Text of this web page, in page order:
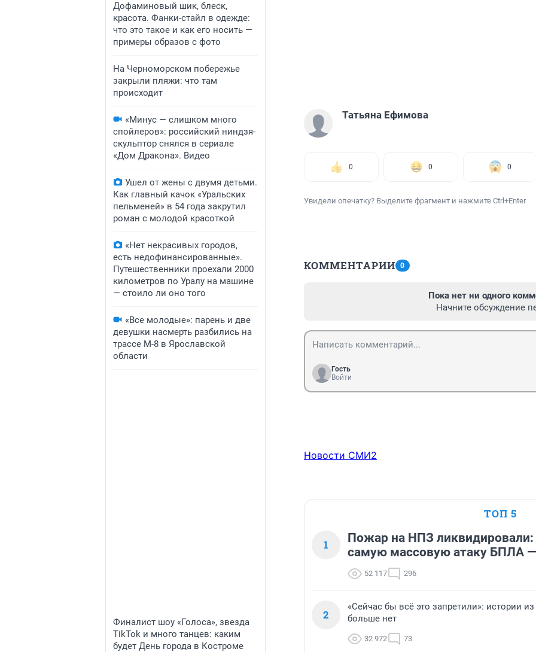
Дофаминовый шик, блеск,
красота. Фанки-стайл в одежде:
что это такое и как его носить —
примеры образов с фото
На Черноморском побережье
закрыли пляжи: что там
происходит
«Минус — слишком много
спойлеров»: российский ниндзя-
скульптор снялся в сериале
«Дом Дракона». Видео
Ушел от жены с двумя детьми.
Как главный качок «Уральских
пельменей» в 54 года закрутил
роман с молодой красоткой
«Нет некрасивых городов,
есть недофинансированные».
Путешественники проехали 2000
километров по Уралу на машине
— стоило ли оно того
«Все молодые»: парень и две
девушки насмерть разбились на
трассе М-8 в Ярославской
области
Финалист шоу «Голоса», звезда
TikTok и много танцев: каким
будет День города в Костроме
Татьяна Ефимова
0 0 0
Увидели опечатку? Выделите фрагмент и нажмите Ctrl+Enter
КОММЕНТАРИИ 0
Пока нет ни одного
Начните обсуждение
Гость
Войти
Новости СМИ2
ТОП 5
1
Пожар на НПЗ
самую массовую атаку БПЛА
52 117 296
2
«Сейчас бы всё это запретили»: истории
больше нет
32 972 73